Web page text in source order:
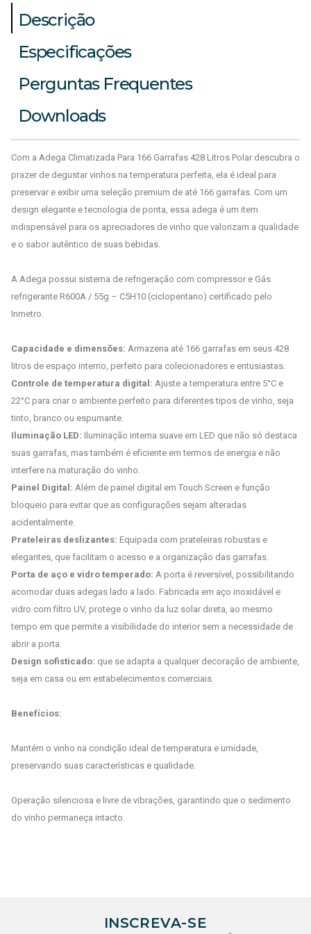
Descrição
Especificações
Perguntas Frequentes
Downloads
Com a Adega Climatizada Para 166 Garrafas 428 Litros Polar descubra o
prazer de degustar vinhos na temperatura perfeita, ela é ideal para
preservar e exibir uma seleção premium de até 166 garrafas. Com um
design elegante e tecnologia de ponta, essa adega é um item
indispensável para os apreciadores de vinho que valorizam a qualidade
e o sabor autêntico de suas bebidas.
A Adega possui sistema de refrigeração com compressor e Gás
refrigerante R600A / 55g – C5H10 (ciclopentano) certificado pelo
Inmetro.
Capacidade e dimensões: Armazena até 166 garrafas em seus 428
litros de espaço interno, perfeito para colecionadores e entusiastas.
Controle de temperatura digital: Ajuste a temperatura entre 5°C e
22°C para criar o ambiente perfeito para diferentes tipos de vinho, seja
tinto, branco ou espumante.
Iluminação LED: Iluminação interna suave em LED que não só destaca
suas garrafas, mas também é eficiente em termos de energia e não
interfere na maturação do vinho.
Painel Digital: Além de painel digital em Touch Screen e função
bloqueio para evitar que as configurações sejam alteradas
acidentalmente.
Prateleiras deslizantes: Equipada com prateleiras robustas e
elegantes, que facilitam o acesso e a organização das garrafas.
Porta de aço e vidro temperado: A porta é reversível, possibilitando
acomodar duas adegas lado a lado. Fabricada em aço inoxidável e
vidro com filtro UV, protege o vinho da luz solar direta, ao mesmo
tempo em que permite a visibilidade do interior sem a necessidade de
abrir a porta.
Design sofisticado: que se adapta a qualquer decoração de ambiente,
seja em casa ou em estabelecimentos comerciais.
Benefícios:
Mantém o vinho na condição ideal de temperatura e umidade,
preservando suas características e qualidade.
Operação silenciosa e livre de vibrações, garantindo que o sedimento
do vinho permaneça intacto.